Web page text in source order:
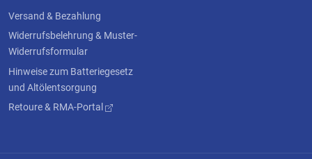
Versand & Bezahlung
Widerrufsbelehrung & Muster-
Widerrufsformular
Hinweise zum Batteriegesetz
und Altölentsorgung
Retoure & RMA-Portal